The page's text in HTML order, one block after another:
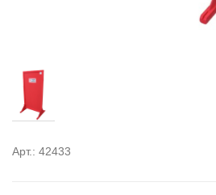
Арт.: 42433